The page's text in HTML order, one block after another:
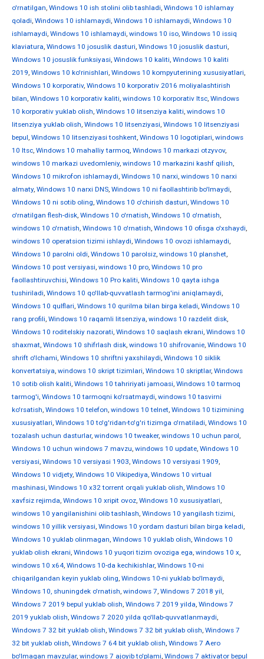
o'rnatilgan, Windows 10 ish stolini olib tashladi, Windows 10 ishlamay
qoladi, Windows 10 ishlamaydi, Windows 10 ishlamaydi, Windows 10
ishlamaydi, Windows 10 ishlamaydi, windows 10 iso, Windows 10 issiq
klaviatura, Windows 10 josuslik dasturi, Windows 10 josuslik dasturi,
Windows 10 josuslik funksiyasi, Windows 10 kaliti, Windows 10 kaliti
2019, Windows 10 ko'rinishlari, Windows 10 kompyuterining xususiyatlari,
Windows 10 korporativ, Windows 10 korporativ 2016 moliyalashtirish
bilan, Windows 10 korporativ kaliti, windows 10 korporativ ltsc, Windows
10 korporativ yuklab olish, Windows 10 litsenziya kaliti, windows 10
litsenziya yuklab olish, Windows 10 litsenziyasi, Windows 10 litsenziyasi
bepul, Windows 10 litsenziyasi toshkent, Windows 10 logotiplari, windows
10 ltsc, Windows 10 mahalliy tarmoq, Windows 10 markazi otzyvov,
windows 10 markazi uvedomleniy, windows 10 markazini kashf qilish,
Windows 10 mikrofon ishlamaydi, Windows 10 narxi, windows 10 narxi
almaty, Windows 10 narxi DNS, Windows 10 ni faollashtirib bo'lmaydi,
Windows 10 ni sotib oling, Windows 10 o'chirish dasturi, Windows 10
o'rnatilgan flesh-disk, Windows 10 o'rnatish, Windows 10 o'rnatish,
windows 10 o'rnatish, Windows 10 o'rnatish, Windows 10 ofisga o'xshaydi,
windows 10 operatsion tizimi ishlaydi, Windows 10 ovozi ishlamaydi,
Windows 10 parolni oldi, Windows 10 parolsiz, windows 10 planshet,
Windows 10 post versiyasi, windows 10 pro, Windows 10 pro
faollashtiruvchisi, Windows 10 Pro kaliti, Windows 10 qayta ishga
tushiriladi, Windows 10 qo'llab-quvvatlash tarmog'ini aniqlamaydi,
Windows 10 qulflari, Windows 10 qurilma bilan birga keladi, Windows 10
rang profili, Windows 10 raqamli litsenziya, windows 10 razdelit disk,
Windows 10 roditelskiy nazorati, Windows 10 saqlash ekrani, Windows 10
shaxmat, Windows 10 shifrlash disk, windows 10 shifrovanie, Windows 10
shrift o'lchami, Windows 10 shriftni yaxshilaydi, Windows 10 siklik
konvertatsiya, windows 10 skript tizimlari, Windows 10 skriptlar, Windows
10 sotib olish kaliti, Windows 10 tahririyati jamoasi, Windows 10 tarmoq
tarmog'i, Windows 10 tarmoqni ko'rsatmaydi, windows 10 tasvirni
ko'rsatish, Windows 10 telefon, windows 10 telnet, Windows 10 tizimining
xususiyatlari, Windows 10 to'g'ridan-to'g'ri tizimga o'rnatiladi, Windows 10
tozalash uchun dasturlar, windows 10 tweaker, windows 10 uchun parol,
Windows 10 uchun windows 7 mavzu, windows 10 update, Windows 10
versiyasi, Windows 10 versiyasi 1903, Windows 10 versiyasi 1909,
Windows 10 vidjety, Windows 10 Vikipediya, Windows 10 virtual
mashinasi, Windows 10 x32 torrent orqali yuklab olish, Windows 10
xavfsiz rejimda, Windows 10 xripit ovoz, Windows 10 xususiyatlari,
windows 10 yangilanishini olib tashlash, Windows 10 yangilash tizimi,
windows 10 yillik versiyasi, Windows 10 yordam dasturi bilan birga keladi,
Windows 10 yuklab olinmagan, Windows 10 yuklab olish, Windows 10
yuklab olish ekrani, Windows 10 yuqori tizim ovoziga ega, windows 10 х,
windows 10 х64, Windows 10-da kechikishlar, Windows 10-ni
chiqarilgandan keyin yuklab oling, Windows 10-ni yuklab bo'lmaydi,
Windows 10, shuningdek o'rnatish, windows 7, Windows 7 2018 yil,
Windows 7 2019 bepul yuklab olish, Windows 7 2019 yilda, Windows 7
2019 yuklab olish, Windows 7 2020 yilda qo'llab-quvvatlanmaydi,
Windows 7 32 bit yuklab olish, Windows 7 32 bit yuklab olish, Windows 7
32 bit yuklab olish, Windows 7 64 bit yuklab olish, Windows 7 Aero
bo'lmagan mavzular, windows 7 ajoyib to'plami, Windows 7 aktivator bepul